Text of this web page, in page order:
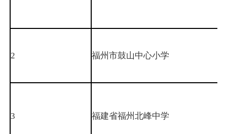
2 福州市鼓山中心小学
3 福建省福州北峰中学